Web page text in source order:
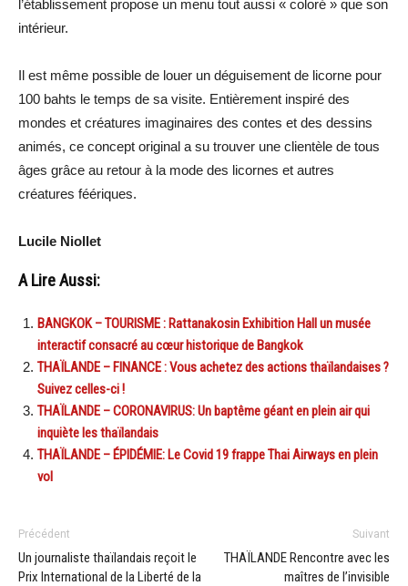
l’établissement propose un menu tout aussi « coloré » que son
intérieur.
Il est même possible de louer un déguisement de licorne pour
100 bahts le temps de sa visite. Entièrement inspiré des
mondes et créatures imaginaires des contes et des dessins
animés, ce concept original a su trouver une clientèle de tous
âges grâce au retour à la mode des licornes et autres
créatures féériques.
Lucile Niollet
A Lire Aussi:
BANGKOK – TOURISME : Rattanakosin Exhibition Hall un musée
interactif consacré au cœur historique de Bangkok
THAÏLANDE – FINANCE : Vous achetez des actions thaïlandaises ?
Suivez celles-ci !
THAÏLANDE – CORONAVIRUS: Un baptême géant en plein air qui
inquiète les thaïlandais
THAÏLANDE – ÉPIDÉMIE: Le Covid 19 frappe Thai Airways en plein
vol
Précédent
Un journaliste thaïlandais reçoit le
Prix International de la Liberté de la
Suivant
THAÏLANDE Rencontre avec les
maîtres de l’invisible